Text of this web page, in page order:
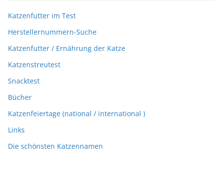
Katzenfutter im Test
Herstellernummern-Suche
Katzenfutter / Ernährung der Katze
Katzenstreutest
Snacktest
Bücher
Katzenfeiertage (national / international )
Links
Die schönsten Katzennamen